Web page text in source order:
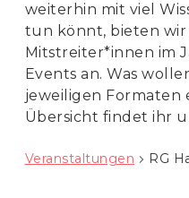
weiterhin mit viel
tun könnt, bieten
Mitstreiter*innen im
Events an. Was
jeweiligen Formaten
Übersicht findet ihr
Veranstaltungen RG